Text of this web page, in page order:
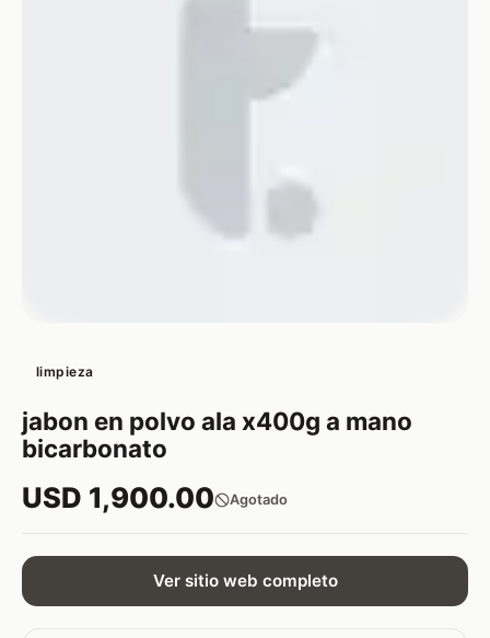
limpieza
jabon en polvo ala x400g a mano
bicarbonato
USD 1,900.00 Agotado
Ver sitio web completo